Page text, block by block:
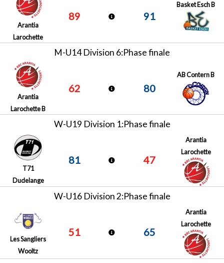
Arantia
Larochette
89 91
Basket Esch B
M-U14 Division 6:Phase finale
Arantia
Larochette B
62 80
AB Contern B
W-U19 Division 1:Phase finale
T71
Dudelange
81 47
Arantia
Larochette
W-U16 Division 2:Phase finale
Les Sangliers
Wooltz
51 65
Arantia
Larochette